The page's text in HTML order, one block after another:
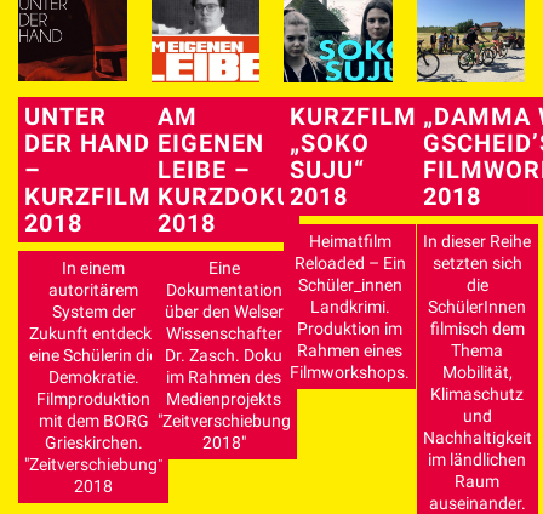
UNTER
DER HAND
–
KURZFILM
2018
In einem
autoritärem
System der
Zukunft entdeckt
eine Schülerin die
Demokratie.
Filmproduktion
mit dem BORG
Grieskirchen.
"Zeitverschiebung"
2018
AM
EIGENEN
LEIBE –
KURZDOKU
2018
Eine
Dokumentation
über den Welser
Wissenschafter
Dr. Zasch. Doku
im Rahmen des
Medienprojekts
"Zeitverschiebung
2018"
KURZFILM
„SOKO
SUJU“
2018
Heimatfilm
Reloaded – Ein
Schüler_innen
Landkrimi.
Produktion im
Rahmen eines
Filmworkshops.
„DAMMA
2018
In dieser Reihe
setzten sich
die
SchülerInnen
filmisch dem
Thema
Mobilität,
Klimaschutz
und
Nachhaltigkeit
im ländlichen
Raum
auseinander.